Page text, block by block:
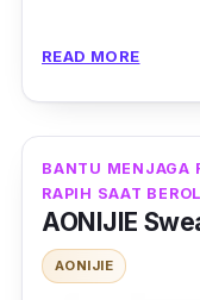
headband
membuat
terjaga walau
banyak bergerak.
READ MORE
BANTU MENJAGA
RAPIH SAAT
AONIJIE
AONIJIE